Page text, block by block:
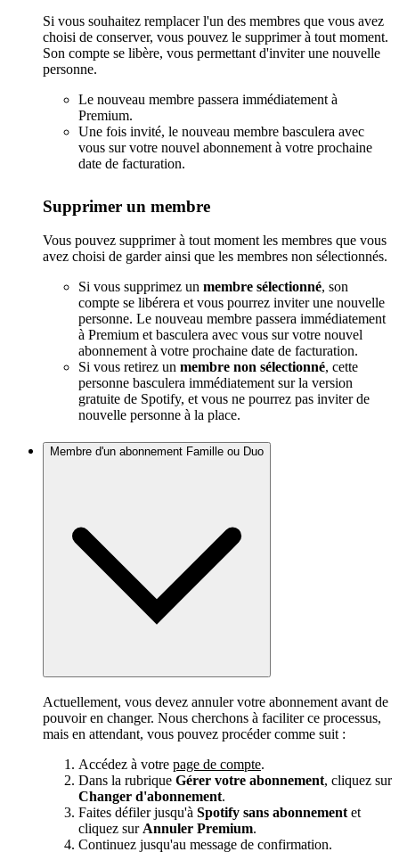
Si vous souhaitez remplacer l'un des membres que vous avez
choisi de conserver, vous pouvez le supprimer à tout moment.
Son compte se libère, vous permettant d'inviter une nouvelle
personne.
Le nouveau membre passera immédiatement à
Premium.
Une fois invité, le nouveau membre basculera avec
vous sur votre nouvel abonnement à votre prochaine
date de facturation.
Supprimer un membre
Vous pouvez supprimer à tout moment les membres que vous
avez choisi de garder ainsi que les membres non sélectionnés.
Si vous supprimez un membre sélectionné, son
compte se libérera et vous pourrez inviter une nouvelle
personne. Le nouveau membre passera immédiatement
à Premium et basculera avec vous sur votre nouvel
abonnement à votre prochaine date de facturation.
Si vous retirez un membre non sélectionné, cette
personne basculera immédiatement sur la version
gratuite de Spotify, et vous ne pourrez pas inviter de
nouvelle personne à la place.
Membre d'un abonnement Famille ou Duo
Actuellement, vous devez annuler votre abonnement avant de
pouvoir en changer. Nous cherchons à faciliter ce processus,
mais en attendant, vous pouvez procéder comme suit :
Accédez à votre page de compte.
Dans la rubrique Gérer votre abonnement, cliquez sur
Changer d'abonnement.
Faites défiler jusqu'à Spotify sans abonnement et
cliquez sur Annuler Premium.
Continuez jusqu'au message de confirmation.